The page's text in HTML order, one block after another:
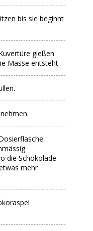
bis sie beginnt
gießen
Masse entsteht.
die Schokolade
mehr